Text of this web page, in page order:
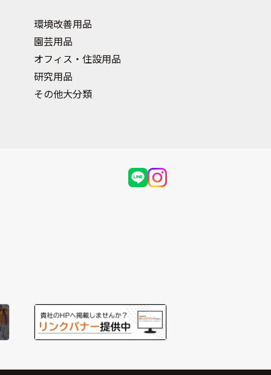
環境改善用品
園芸用品
オフィス・住設用品
研究用品
その他大分類